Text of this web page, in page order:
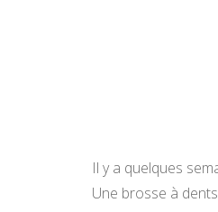
Il y a quelques
Une brosse à